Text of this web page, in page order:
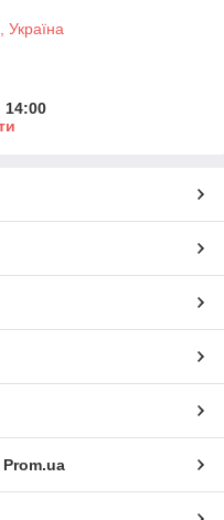
14:00
Prom.ua